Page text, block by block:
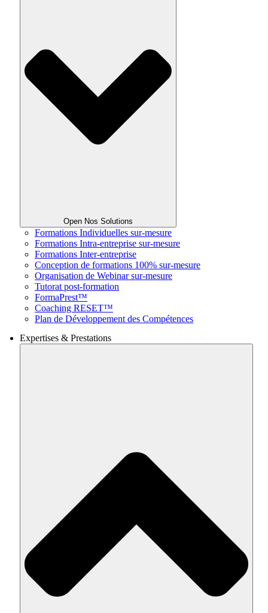
Open Nos Solutions
Formations Individuelles sur-mesure
Formations Intra-entreprise sur-mesure
Formations Inter-entreprise
Conception de formations 100% sur-mesure
Organisation de Webinar sur-mesure
Tutorat post-formation
FormaPrest™
Coaching RESET™
Plan de Développement des Compétences
Expertises & Prestations